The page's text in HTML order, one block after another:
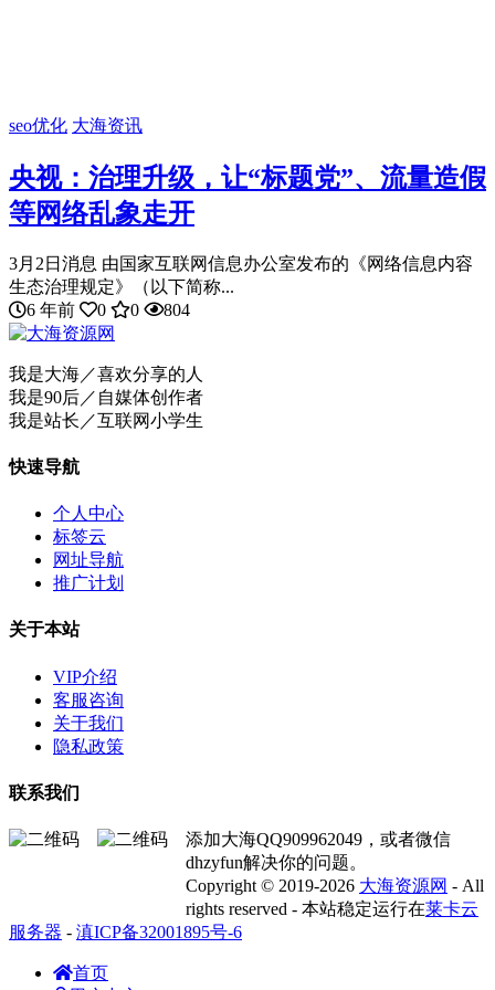
seo优化 大海资讯
央视：治理升级，让“标题党”、流量造假
等网络乱象走开
3月2日消息 由国家互联网信息办公室发布的《网络信息内容
生态治理规定》（以下简称...
6 年前
0 0 804
我是大海／喜欢分享的人
我是90后／自媒体创作者
我是站长／互联网小学生
快速导航
个人中心
标签云
网址导航
推广计划
关于本站
VIP介绍
客服咨询
关于我们
隐私政策
联系我们
添加大海QQ909962049，或者微信
dhzyfun解决你的问题。
Copyright © 2019-2026 大海资源网 - All
rights reserved - 本站稳定运行在莱卡云
服务器 - 滇ICP备32001895号-6
首页